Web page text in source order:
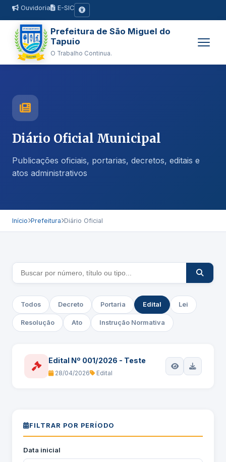
Ouvidoria E-SIC
Prefeitura de São Miguel do
Tapuio
O Trabalho Continua.
Diário Oficial Municipal
Publicações oficiais, portarias, decretos, editais e
atos administrativos
Início Prefeitura Diário Oficial
Todos Decreto Portaria Edital Lei
Resolução Ato Instrução Normativa
Edital Nº 001/2026 - Teste
28/04/2026 Edital
FILTRAR POR PERÍODO
Data inicial